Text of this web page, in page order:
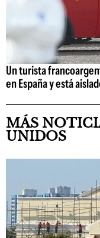
Un turista
en España y está
MÁS
UNIDOS